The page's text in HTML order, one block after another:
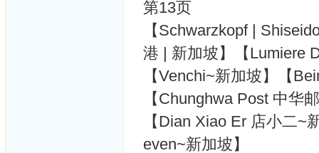
第13页
【Schwarzkopf |
港 | 新加坡】【Lumiere
【Venchi~新加坡】【
【Chunghwa Post 中华
【Dian Xiao Er 店小二
even~新加坡】